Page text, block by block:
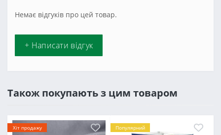
Немає відгуків про цей товар.
+ Написати відгук
Також покупають з цим товаром
Хіт продажу
Популярний